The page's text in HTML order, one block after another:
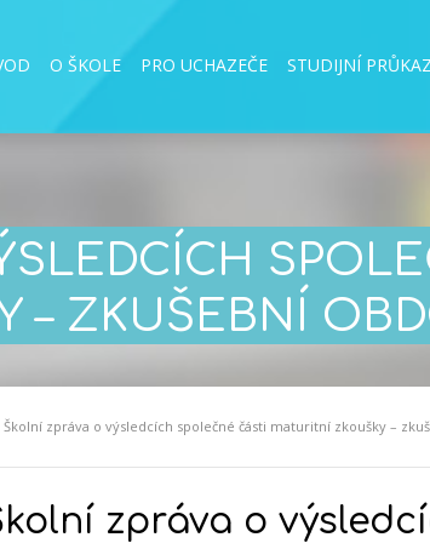
O ŠKOLE PRO UCHAZEČE STUDIJNÍ PRŮKAZ
– ZKUŠEBNÍ
Školní zpráva o výsledcích společné části maturitní zkoušky –
zpráva o